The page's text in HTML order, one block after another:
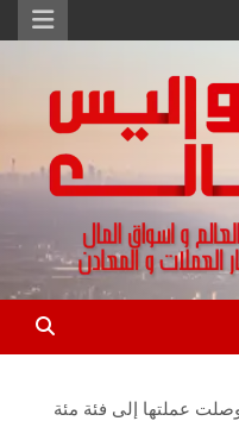
اسواق المال و العملات
عملتها إلى فئة مئة